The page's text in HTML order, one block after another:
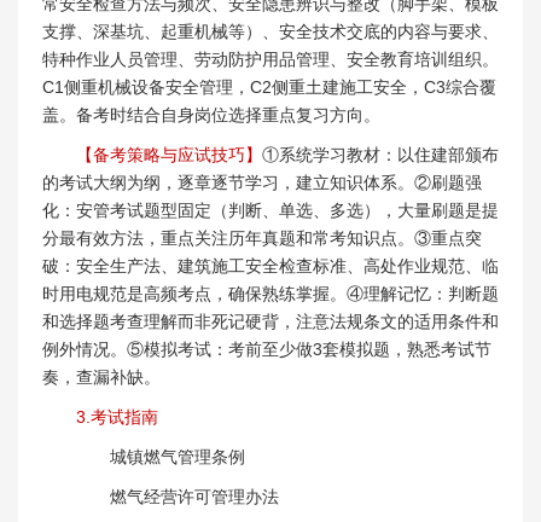
支撑、深基坑、起重机械等）、安全技术交底的内容与要求、
特种作业人员管理、劳动防护用品管理、安全教育培训组织。
C1侧重机械设备安全管理，C2侧重土建施工安全，C3综合覆
盖。备考时结合自身岗位选择重点复习方向。
【备考策略与应试技巧】 ①系统学习教材：以住建部颁布
的考试大纲为纲，逐章逐节学习，建立知识体系。②刷题强
化：安管考试题型固定（判断、单选、多选），大量刷题是提
分最有效方法，重点关注历年真题和常考知识点。③重点突
破：安全生产法、建筑施工安全检查标准、高处作业规范、临
时用电规范是高频考点，确保熟练掌握。④理解记忆：判断题
和选择题考查理解而非死记硬背，注意法规条文的适用条件和
例外情况。⑤模拟考试：考前至少做3套模拟题，熟悉考试节
奏，查漏补缺。
3.考试指南
城镇燃气管理条例
燃气经营许可管理办法